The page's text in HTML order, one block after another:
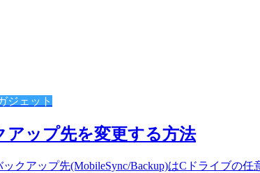
ジェット
アップ先を変更する方法
クアップ先(MobileSync/Backup)はCドライブの